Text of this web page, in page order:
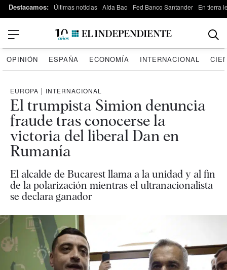
Destacamos: Últimas noticias Aída Bao Fed Banco Santander En tierra
OPINIÓN ESPAÑA ECONOMÍA INTERNACIONAL
EUROPA | INTERNACIONAL
El trumpista Simion denuncia
fraude tras conocerse la
victoria del liberal Dan en
Rumanía
El alcalde de Bucarest llama a la unidad y al fin
de la polarización mientras el ultranacionalista
se declara ganador